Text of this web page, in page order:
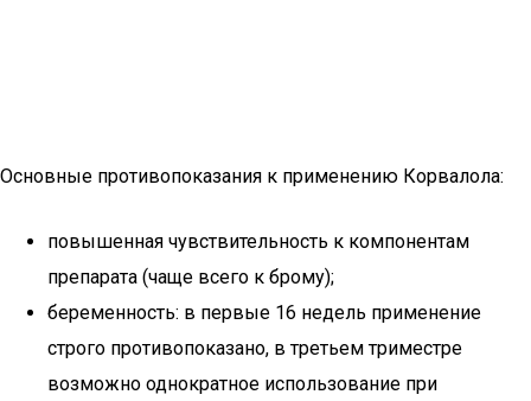
Основные противопоказания к применению Корвалола:
повышенная чувствительность к компонентам
препарата (чаще всего к брому);
беременность: в первые 16 недель применение
строго противопоказано, в третьем триместре
возможно однократное использование при